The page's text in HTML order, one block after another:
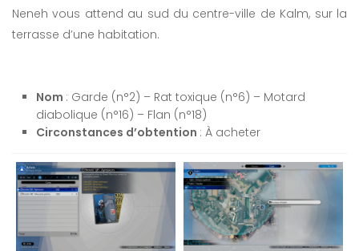
Neneh vous attend au sud du centre-ville de Kalm, sur la
terrasse d’une habitation.
Nom : Garde (n°2) – Rat toxique (n°6) – Motard
diabolique (n°16) – Flan (n°18)
Circonstances d’obtention : À acheter